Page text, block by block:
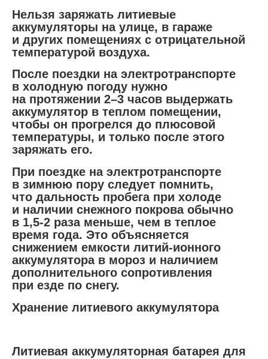
Нельзя заряжать литиевые
аккумуляторы на улице, в гараже
и других помещениях с отрицательной
температурой воздуха.
После поездки на электротранспорте
в холодную погоду нужно
на протяжении 2–3 часов выдержать
аккумулятор в теплом помещении,
чтобы он прогрелся до плюсовой
температуры, и только после этого
заряжать его.
При поездке на электротранспорте
в зимнюю пору следует помнить,
что дальность пробега при холоде
и наличии снежного покрова обычно
в 1,5-2 раза меньше, чем в теплое
время года. Это объясняется
снижением емкости литий-ионного
аккумулятора в мороз и наличием
дополнительного сопротивления
при езде по снегу.
Хранение литиевого аккумулятора
Литиевая аккумуляторная батарея для